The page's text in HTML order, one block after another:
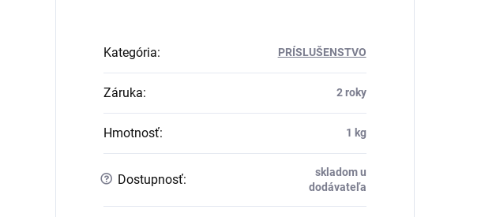
Kategória: PRÍSLUŠENSTVO
Záruka: 2 roky
Hmotnosť: 1 kg
? Dostupnosť:
skladom u
dodávateľa